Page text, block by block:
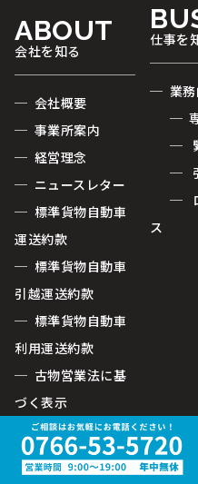
ABOUT
会社を知る
─ 会社概要
─ 事業所案内
─ 経営理念
─ ニュースレター
─ 標準貨物自動車
運送約款
─ 標準貨物自動車
引越運送約款
─ 標準貨物自動車
利用運送約款
─ 古物営業法に基
づく表示
仕事を
─ 業務
─ 専
─ 緊
─ 引
─ ロ
ス
©